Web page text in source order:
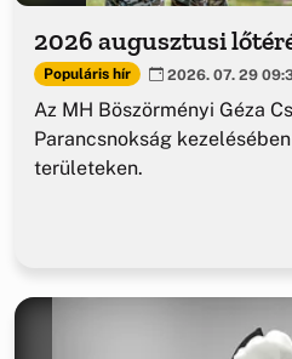
2026 augusztusi
Populáris hír 2026. 07. 29
Az MH Böszörményi Géza
Parancsnokság
területeken.